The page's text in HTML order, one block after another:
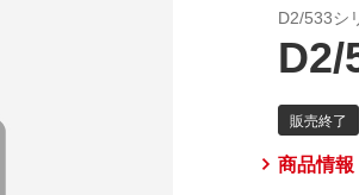
D2/533シ
商品情報